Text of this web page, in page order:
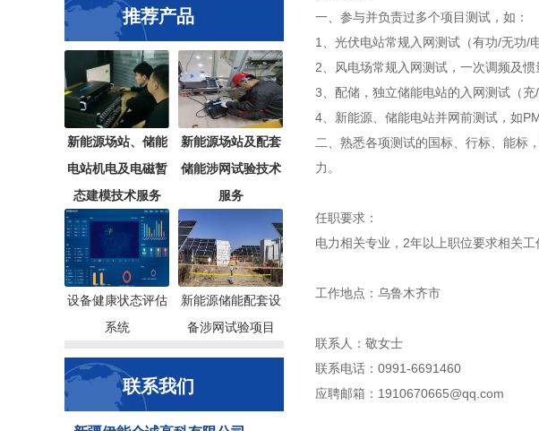
推荐产品
新能源场站、储能
电站机电及电磁暂
态建模技术服务
新能源场站及配套
储能涉网试验技术
服务
设备健康状态评估
系统
新能源储能配套设
备涉网试验项目
联系我们
一、参与并负责过多个项目测试，如：
1、光伏电站常规入网测试（有功/无功/
2、风电场常规入网测试，一次调频及惯
3、配储，独立储能电站的入网测试（
4、新能源、储能电站并网前测试，如
二、熟悉各项测试的国标、行标、能标
力。
任职要求：
电力相关专业，2年以上职位要求相关工
工作地点：乌鲁木齐市
联系人：敬女士
联系电话：0991-6691460
应聘邮箱：1910670665@qq.com